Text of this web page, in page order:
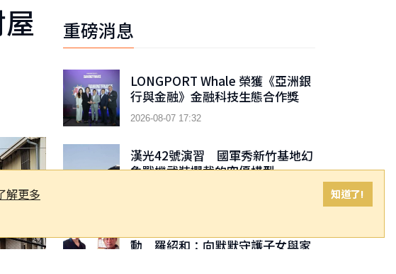
解更多 知道了!
重磅消息
LONGPORT Whale 榮獲《亞洲銀
行與金融》金融科技生態合作獎
2026-08-07 17:32
漢光42號演習 國軍秀新竹基地幻
象戰機武裝攔截的空優構型
動 羅紹和：向默默守護子女與家